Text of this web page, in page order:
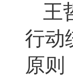
王
行动
原则